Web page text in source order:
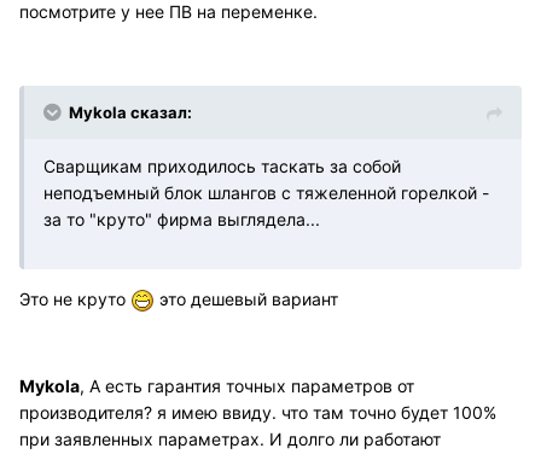
посмотрите у нее ПВ на переменке.
Mykola сказал:
Сварщикам приходилось таскать за собой
неподъемный блок шлангов с тяжеленной горелкой -
за то "круто" фирма выглядела...
Это не круто это дешевый вариант
Mykola, А есть гарантия точных параметров от
производителя? я имею ввиду. что там точно будет 100%
при заявленных параметрах. И долго ли работают